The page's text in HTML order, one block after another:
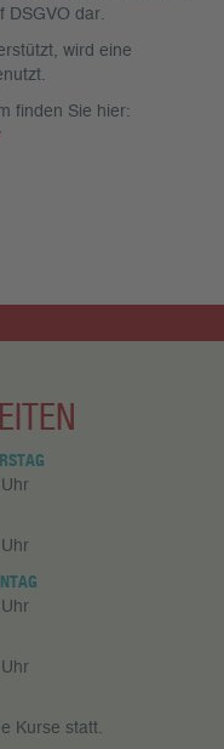
DSGVO dar.
wird eine
finden Sie hier:
Kurse statt.